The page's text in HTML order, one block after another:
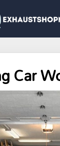
Car